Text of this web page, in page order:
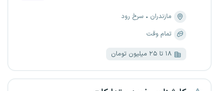
مازندران
سرخ رود
تمام وقت
۱۸ تا ۲۵ میلیون تومان